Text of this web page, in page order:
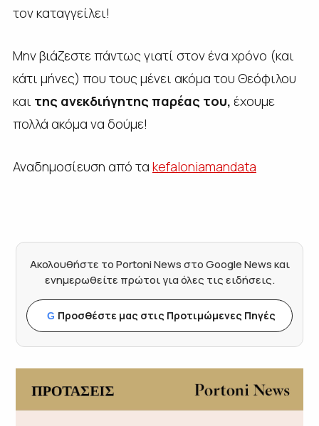
τον καταγγείλει!
Μην βιάζεστε πάντως γιατί στον ένα χρόνο (και
κάτι μήνες) που τους μένει ακόμα του Θεόφιλου
και της ανεκδιήγητης παρέας του, έχουμε
πολλά ακόμα να δούμε!
Αναδημοσίευση από τα kefaloniamandata
Ακολουθήστε το Portoni News στο Google News και
ενημερωθείτε πρώτοι για όλες τις ειδήσεις.
G Προσθέστε μας στις Προτιμώμενες Πηγές